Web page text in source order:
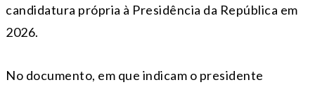
candidatura própria à Presidência da República em
2026.
No documento, em que indicam o presidente